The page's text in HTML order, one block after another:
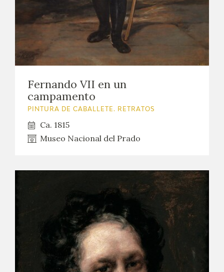
Fernando VII en un
campamento
PINTURA DE CABALLETE. RETRATOS
Ca. 1815
Museo Nacional del Prado